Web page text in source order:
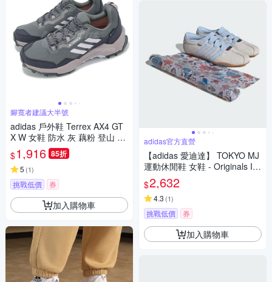
腳寬者建議大半號
adidas 戶外鞋 Terrex AX4 GT
X W 女鞋 防水 灰 藕粉 登山 機
能 抗撕裂 愛迪達 IG6580
$1,916 85折
5 (1)
挑戰低價 券
加入購物車
adidas官方直營
【adidas 愛迪達】 TOKYO MJ
運動休閒鞋 女鞋 - Originals IH
4532
$2,632
4.3 (1)
挑戰低價 券
加入購物車